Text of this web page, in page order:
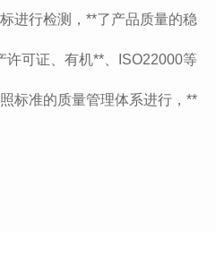
进行检测，**了产品质量的稳
许可证、有机**、ISO22000等
标准的质量管理体系进行，**